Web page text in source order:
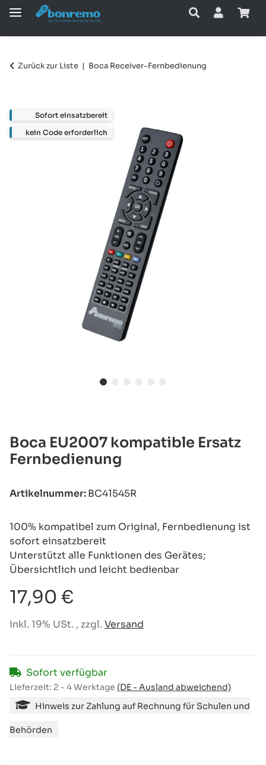
Zurück zur Liste Boca Receiver-Fernbedienung
Boca EU2007 kompatible Ersatz
Fernbedienung
Artikelnummer:BC41545R
100% kompatibel zum Original, Fernbedienung ist
sofort einsatzbereit
Unterstützt alle Funktionen des Gerätes;
Übersichtlich und leicht bedienbar
17,90 €
inkl. 19% USt. , zzgl. Versand
Sofort verfügbar
Lieferzeit: 2 - 4 Werktage (DE - Ausland abweichend)
Hinweis zur Zahlung auf Rechnung für Schulen und
Behörden